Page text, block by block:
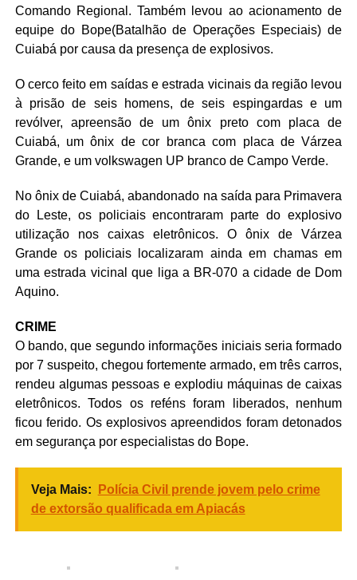
Comando Regional. Também levou ao acionamento de
equipe do Bope(Batalhão de Operações Especiais) de
Cuiabá por causa da presença de explosivos.
O cerco feito em saídas e estrada vicinais da região levou
à prisão de seis homens, de seis espingardas e um
revólver, apreensão de um ônix preto com placa de
Cuiabá, um ônix de cor branca com placa de Várzea
Grande, e um volkswagen UP branco de Campo Verde.
No ônix de Cuiabá, abandonado na saída para Primavera
do Leste, os policiais encontraram parte do explosivo
utilização nos caixas eletrônicos. O ônix de Várzea
Grande os policiais localizaram ainda em chamas em
uma estrada vicinal que liga a BR-070 a cidade de Dom
Aquino.
CRIME
O bando, que segundo informações iniciais seria formado
por 7 suspeito, chegou fortemente armado, em três carros,
rendeu algumas pessoas e explodiu máquinas de caixas
eletrônicos. Todos os reféns foram liberados, nenhum
ficou ferido. Os explosivos apreendidos foram detonados
em segurança por especialistas do Bope.
Veja Mais:
Polícia Civil prende jovem pelo crime
de extorsão qualificada em Apiacás